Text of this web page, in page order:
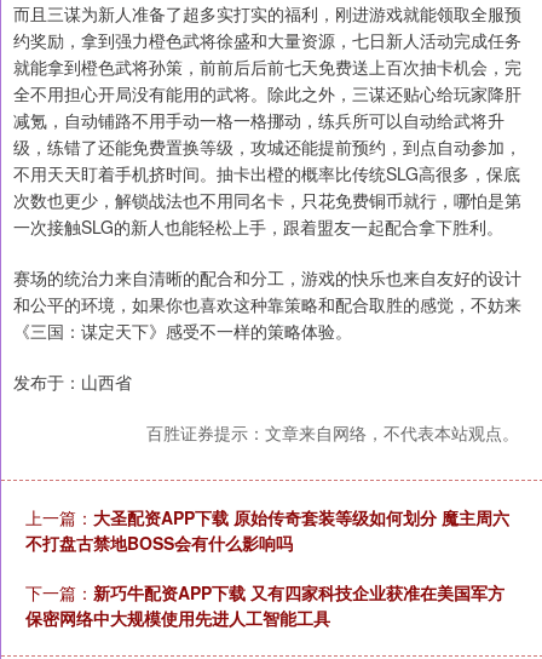
而且三谋为新人准备了超多实打实的福利，刚进游戏就能领取全服预
约奖励，拿到强力橙色武将徐盛和大量资源，七日新人活动完成任务
就能拿到橙色武将孙策，前前后后前七天免费送上百次抽卡机会，完
全不用担心开局没有能用的武将。除此之外，三谋还贴心给玩家降肝
减氪，自动铺路不用手动一格一格挪动，练兵所可以自动给武将升
级，练错了还能免费置换等级，攻城还能提前预约，到点自动参加，
不用天天盯着手机挤时间。抽卡出橙的概率比传统SLG高很多，保底
次数也更少，解锁战法也不用同名卡，只花免费铜币就行，哪怕是第
一次接触SLG的新人也能轻松上手，跟着盟友一起配合拿下胜利。
赛场的统治力来自清晰的配合和分工，游戏的快乐也来自友好的设计
和公平的环境，如果你也喜欢这种靠策略和配合取胜的感觉，不妨来
《三国：谋定天下》感受不一样的策略体验。
发布于：山西省
百胜证券提示：文章来自网络，不代表本站观点。
上一篇： 大圣配资APP下载 原始传奇套装等级如何划分 魔主周六
不打盘古禁地BOSS会有什么影响吗
下一篇： 新巧牛配资APP下载 又有四家科技企业获准在美国军方
保密网络中大规模使用先进人工智能工具